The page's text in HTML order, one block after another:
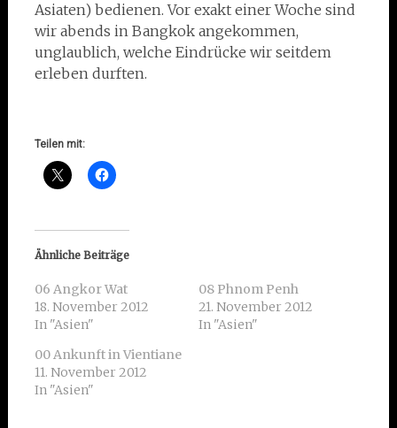
Asiaten) bedienen. Vor exakt einer Woche sind
wir abends in Bangkok angekommen,
unglaublich, welche Eindrücke wir seitdem
erleben durften.
Teilen mit:
Ähnliche Beiträge
06 Angkor Wat
18. November 2012
In "Asien"
08 Phnom Penh
21. November 2012
In "Asien"
00 Ankunft in Vientiane
11. November 2012
In "Asien"